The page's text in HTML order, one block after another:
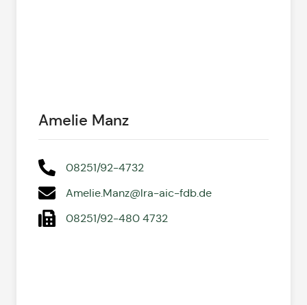
Amelie Manz
08251/92-4732
Amelie.Manz@lra-aic-fdb.de
08251/92-480 4732